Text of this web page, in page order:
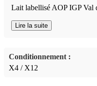
Lait labellisé AOP IGP
Lire la suite
Conditionnement :
X4 / X12